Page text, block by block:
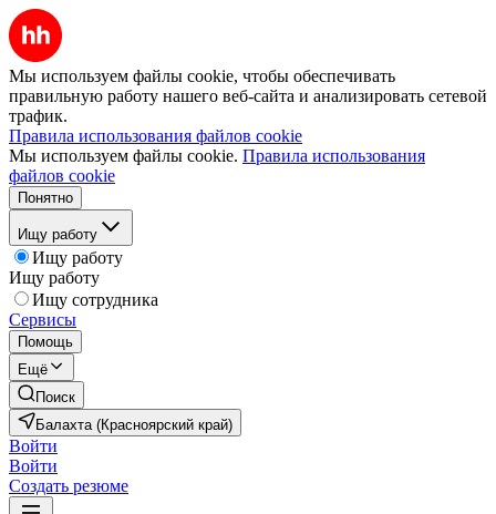
Мы используем файлы cookie, чтобы обеспечивать
правильную работу нашего веб-сайта и анализировать сетевой
трафик.
Правила использования файлов cookie
Мы используем файлы cookie. Правила использования
файлов cookie
Понятно
Ищу работу
Ищу работу
Ищу работу
Ищу сотрудника
Сервисы
Помощь
Ещё
Поиск
Балахта (Красноярский край)
Войти
Войти
Создать резюме